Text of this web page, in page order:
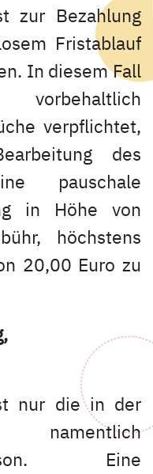
zur Bezahlung
Fristablauf
In diesem Fall
verpflichtet,
des
pauschale
in Höhe von
höchstens
20,00 Euro zu
nur die in der
namentlich
Eine